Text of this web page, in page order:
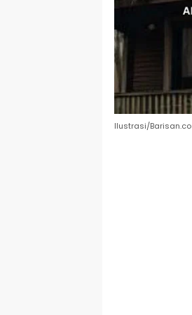
Ilustrasi/Barisan.co